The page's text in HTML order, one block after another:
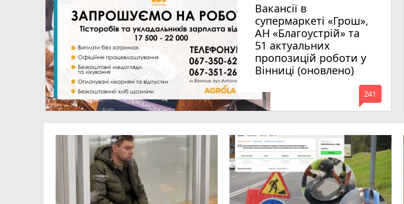
Вакансії в
супермаркеті «Грош»,
АН «Благоустрій» та
51 актуальних
пропозицій роботи у
Вінниці (оновлено)
mode_comment
241